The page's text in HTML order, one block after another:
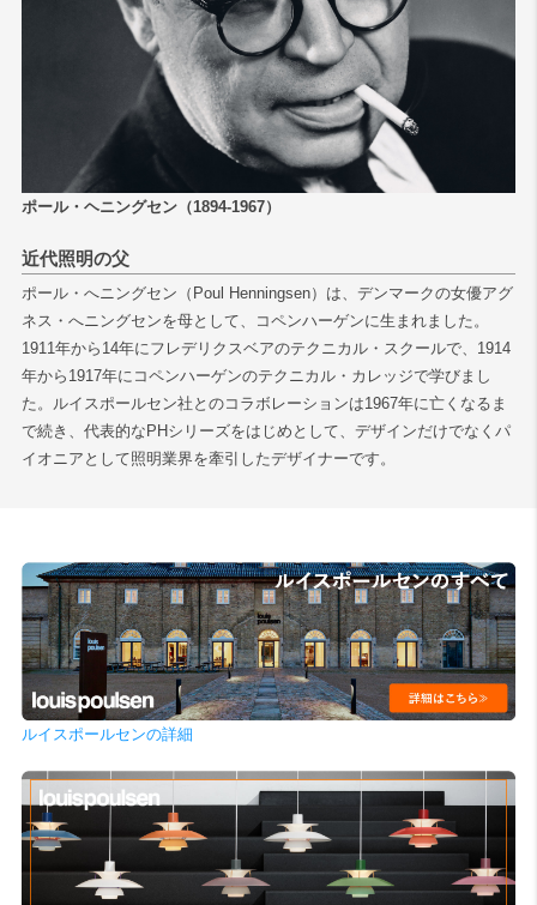
ポール・ヘニングセン（1894-1967）
近代照明の父
ポール・へニングセン（Poul Henningsen）は、デンマークの女優アグ
ネス・へニングセンを母として、コペンハーゲンに生まれました。
1911年から14年にフレデリクスベアのテクニカル・スクールで、1914
年から1917年にコペンハーゲンのテクニカル・カレッジで学びまし
た。ルイスポールセン社とのコラボレーションは1967年に亡くなるま
で続き、代表的なPHシリーズをはじめとして、デザインだけでなくパ
イオニアとして照明業界を牽引したデザイナーです。
ルイスポールセンの詳細